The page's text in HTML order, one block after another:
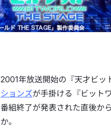
2001年放送開始の『天才ビッ
ションズが手掛ける『ビット
番組終了が発表された直後か
か。